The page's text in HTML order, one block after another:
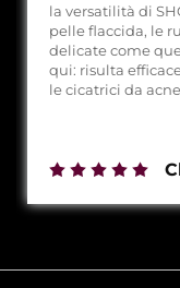
la versatilità di
pelle flaccida, le
delicate come
qui: risulta
le cicatrici da